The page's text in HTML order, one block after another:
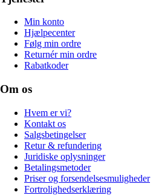
Min konto
Hjælpecenter
Følg min ordre
Returnér min ordre
Rabatkoder
Om os
Hvem er vi?
Kontakt os
Salgsbetingelser
Retur & refundering
Juridiske oplysninger
Betalingsmetoder
Priser og forsendelsesmuligheder
Fortrolighedserklæring